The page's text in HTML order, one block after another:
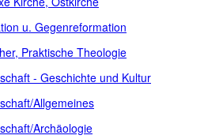
u. Gegenreformation
Praktische Theologie
- Geschichte und Kultur
Allgemeines
Archäologie